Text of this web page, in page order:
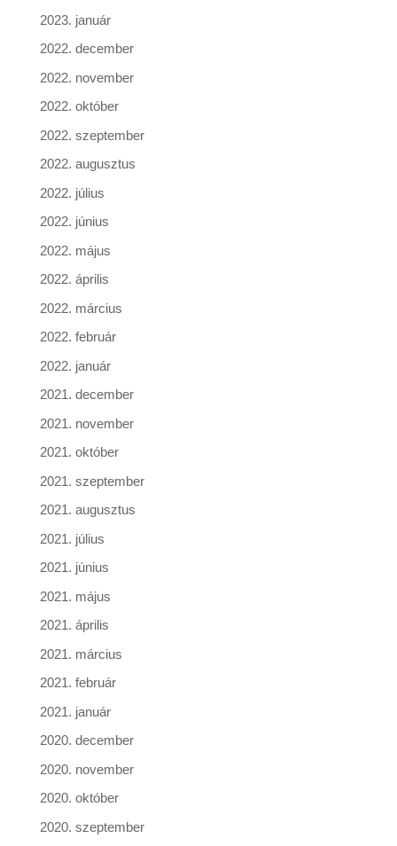
2023. január
2022. december
2022. november
2022. október
2022. szeptember
2022. augusztus
2022. július
2022. június
2022. május
2022. április
2022. március
2022. február
2022. január
2021. december
2021. november
2021. október
2021. szeptember
2021. augusztus
2021. július
2021. június
2021. május
2021. április
2021. március
2021. február
2021. január
2020. december
2020. november
2020. október
2020. szeptember